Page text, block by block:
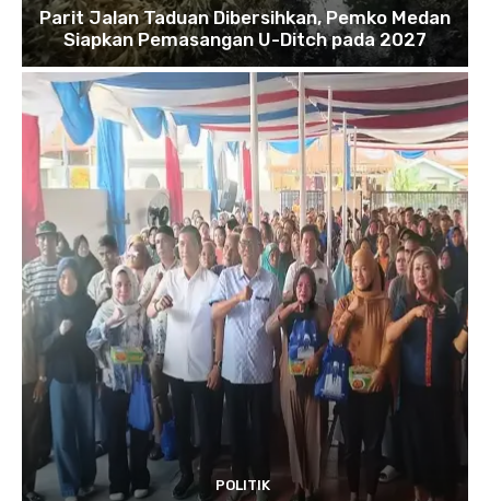
Parit Jalan Taduan Dibersihkan, Pemko Medan
Siapkan Pemasangan U-Ditch pada 2027
POLITIK